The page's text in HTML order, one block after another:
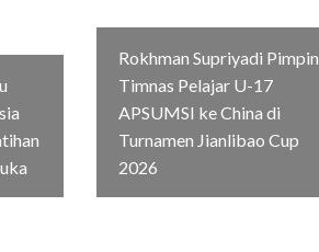
Rokhman Supriyadi Pimpin
Timnas Pelajar U-17
APSUMSI ke China di
Turnamen Jianlibao Cup
2026